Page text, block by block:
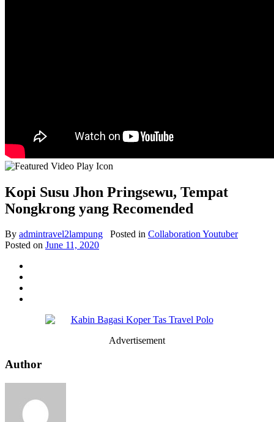
Kopi Susu Jhon Pringsewu, Tempat
Nongkrong yang Recomended
By admintravel2lampung Posted in Collaboration Youtuber
Posted on June 11, 2020
Advertisement
Author